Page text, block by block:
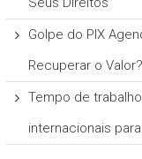
Golpe do PIX
Recuperar o Valor?
Tempo de
internacionais